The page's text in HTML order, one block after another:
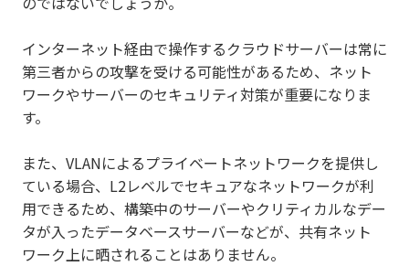
インターネット経由で操作するクラウドサーバーは常に
第三者からの攻撃を受ける可能性があるため、ネット
ワークやサーバーのセキュリティ対策が重要になりま
す。
また、VLANによるプライベートネットワークを提供し
ている場合、L2レベルでセキュアなネットワークが利
用できるため、構築中のサーバーやクリティカルなデー
タが入ったデータベースサーバーなどが、共有ネット
ワーク上に晒されることはありません。